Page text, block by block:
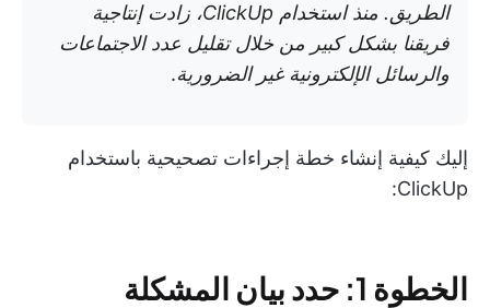
الطريق. منذ استخدام ClickUp، زادت إنتاجية
فريقنا بشكل كبير من خلال تقليل عدد الاجتماعات
والرسائل الإلكترونية غير الضرورية.
إليك كيفية إنشاء خطة إجراءات تصحيحية باستخدام
ClickUp:
الخطوة 1: حدد بيان المشكلة